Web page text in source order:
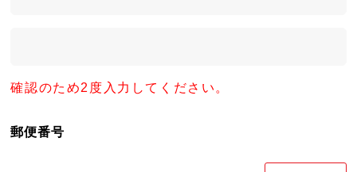
確認のため2度入力してください。
郵便番号